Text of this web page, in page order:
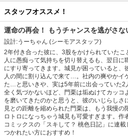
スタッフオススメ！
運命の再会！ もうチャンスを逃がさな
設計:うーちゃん (シーモアスタッフ)
2年付き合った彼に、3股をかけられていた
人に愚痴って気持ちを切り替えるも、翌日
にすり寄ってきます。城見が困っていると、
人の間に割り込んで来て…。社内の爽やかイ
た…と思いきや、実は5年前に出会っていた2
全く気づかないほど、門栗は垢ぬけてカッコ
を磨いてきたのかと思うと、彼のいじらし
見との距離を縮められた門栗は、もう我慢の
ロトロになっちゃう城見も可愛すぎます。作
コミックスの「スキして？ 桃色日記」に連
つかれたい方におすすめ！